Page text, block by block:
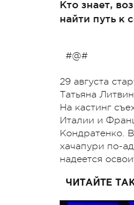
Кто знает,
найти путь к
#@#
29 августа
Татьяна
На кастинг
Италии и
Кондратенко.
хачапури по-
надеется
ЧИТАЙТЕ